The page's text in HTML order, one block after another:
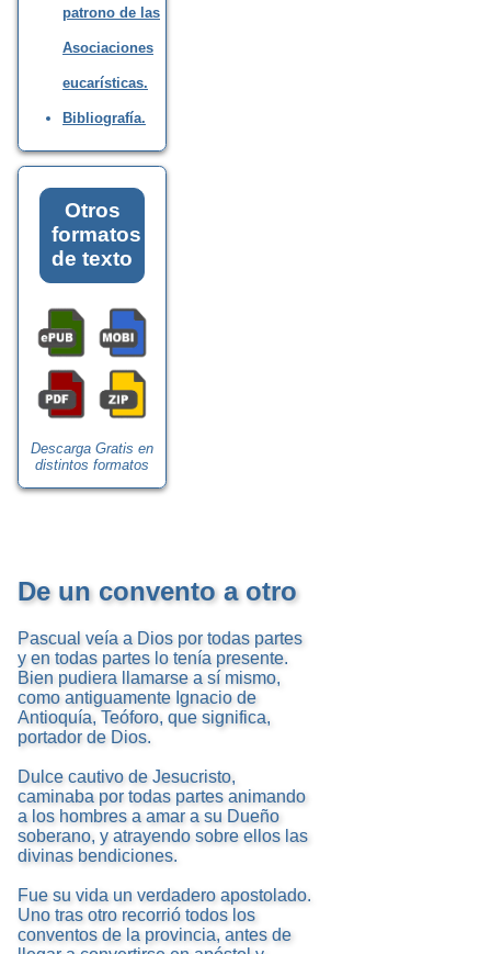
patrono de las
Asociaciones
eucarísticas.
Bibliografía.
Otros
formatos
de texto
Descarga Gratis en
distintos formatos
De un convento a otro
Pascual veía a Dios por todas partes
y en todas partes lo tenía presente.
Bien pudiera llamarse a sí mismo,
como antiguamente Ignacio de
Antioquía, Teóforo, que significa,
portador de Dios.
Dulce cautivo de Jesucristo,
caminaba por todas partes animando
a los hombres a amar a su Dueño
soberano, y atrayendo sobre ellos las
divinas bendiciones.
Fue su vida un verdadero apostolado.
Uno tras otro recorrió todos los
conventos de la provincia, antes de